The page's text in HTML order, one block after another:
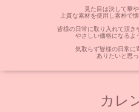
見た目は決して華
上質な素材を使用し素朴で
皆様の日常に取り入れて頂き
やさしい価格になるよ
気取らず皆様の日常に
ありたいと思っ
カレ